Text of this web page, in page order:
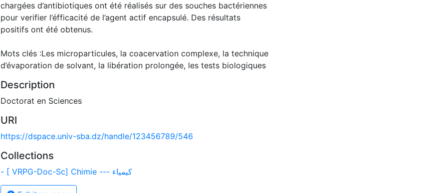
chargées d’antibiotiques ont été réalisés sur des souches bactériennes
pour verifier l’éfficacité de l’agent actif encapsulé. Des résultats
positifs ont été obtenus.
Mots clés :Les microparticules, la coacervation complexe, la technique
d’évaporation de solvant, la libération prolongée, les tests biologiques
Description
Doctorat en Sciences
URI
https://dspace.univ-sba.dz/handle/123456789/546
Collections
- [ VRPG-Doc-Sc] Chimie --- كيمياء